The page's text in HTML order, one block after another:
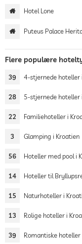
Hotel Lone
Puteus Palace
Flere populære
39 4-stjernede hoteller
28 5-stjernede hoteller
22 Familiehoteller i
3 Glamping i Kroatien
56 Hoteller med pool i
14 Hoteller til
15 Naturhoteller i
13 Rolige hoteller i
39 Romantiske hoteller